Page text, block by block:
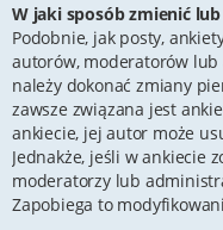
W jaki sposób zmienić
Podobnie, jak posty,
autorów, moderatorów
należy dokonać zmiany
zawsze związana jest
ankiecie, jej autor może
Jednakże, jeśli w ankiecie
moderatorzy lub
Zapobiega to